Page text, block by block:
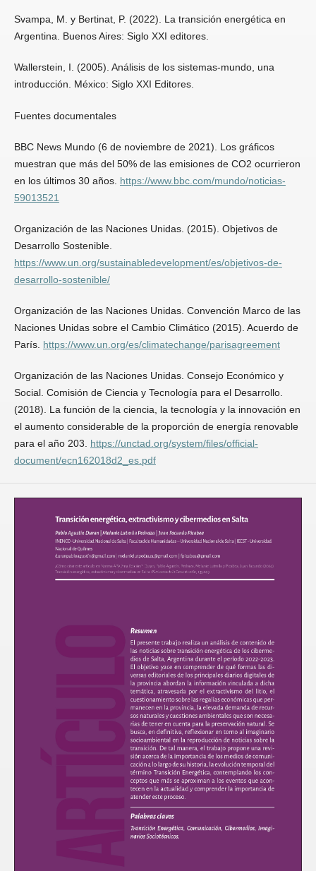
Svampa, M. y Bertinat, P. (2022). La transición energética en
Argentina. Buenos Aires: Siglo XXI editores.
Wallerstein, I. (2005). Análisis de los sistemas-mundo, una
introducción. México: Siglo XXI Editores.
Fuentes documentales
BBC News Mundo (6 de noviembre de 2021). Los gráficos
muestran que más del 50% de las emisiones de CO2 ocurrieron
en los últimos 30 años. https://www.bbc.com/mundo/noticias-
59013521
Organización de las Naciones Unidas. (2015). Objetivos de
Desarrollo Sostenible.
https://www.un.org/sustainabledevelopment/es/objetivos-de-
desarrollo-sostenible/
Organización de las Naciones Unidas. Convención Marco de las
Naciones Unidas sobre el Cambio Climático (2015). Acuerdo de
París. https://www.un.org/es/climatechange/parisagreement
Organización de las Naciones Unidas. Consejo Económico y
Social. Comisión de Ciencia y Tecnología para el Desarrollo.
(2018). La función de la ciencia, la tecnología y la innovación en
el aumento considerable de la proporción de energía renovable
para el año 203. https://unctad.org/system/files/official-
document/ecn162018d2_es.pdf